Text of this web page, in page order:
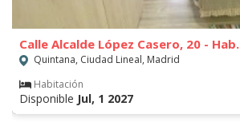
Calle Alcalde López Casero, 20 -
Quintana, Ciudad Lineal, Madrid
Habitación
Disponible Jul, 1 2027